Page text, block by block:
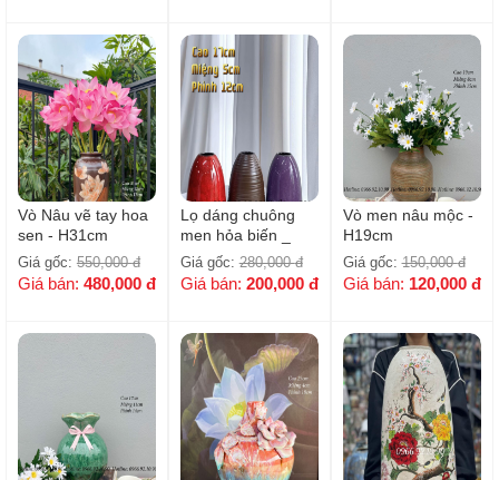
Vò Nâu vẽ tay hoa
sen - H31cm
Giá gốc: 550,000 đ
Giá bán: 480,000 đ
Lọ dáng chuông
men hỏa biến _
H17cm
Giá gốc:280,000 đ
Giá bán: 200,000 đ
Vò men nâu mộc -
H19cm
Giá gốc:150,000 đ
Giá bán: 120,000 đ